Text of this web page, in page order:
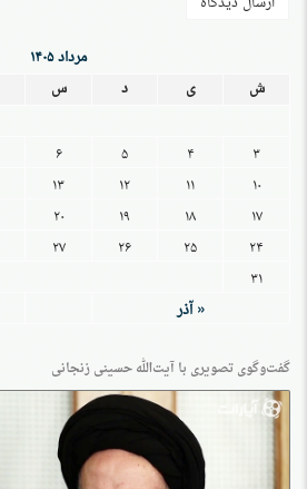
مرداد ۱۴۰۵
ش
ی د س
۳
۴ ۵ ۶
۱۰
۱۱ ۱۲ ۱۳
۱۷
۱۸ ۱۹ ۲۰
۲۴
۲۵ ۲۶ ۲۷
۳۱
« آذر
گفت‌وگو‌ی تصویری با آیت‌الله حسینی زنجانی